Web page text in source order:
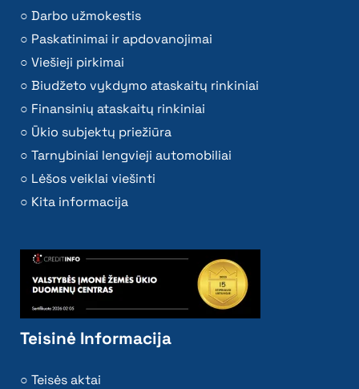
Darbo užmokestis
Paskatinimai ir apdovanojimai
Viešieji pirkimai
Biudžeto vykdymo ataskaitų rinkiniai
Finansinių ataskaitų rinkiniai
Ūkio subjektų priežiūra
Tarnybiniai lengvieji automobiliai
Lėšos veiklai viešinti
Kita informacija
Teisinė Informacija
Teisės aktai